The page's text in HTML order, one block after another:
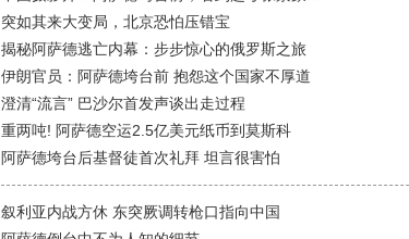
突如其来大变局，北京恐怕压错宝
揭秘阿萨德逃亡内幕：步步惊心的俄罗斯之旅
伊朗官员：阿萨德垮台前 抱怨这个国家不厚道
澄清“流言” 巴沙尔首发声谈出走过程
重两吨! 阿萨德空运2.5亿美元纸币到莫斯科
阿萨德垮台后基督徒首次礼拜 坦言很害怕
叙利亚内战方休 东突厥调转枪口指向中国